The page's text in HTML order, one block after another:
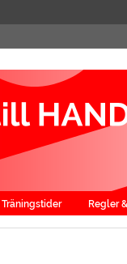
Träningstider Regler